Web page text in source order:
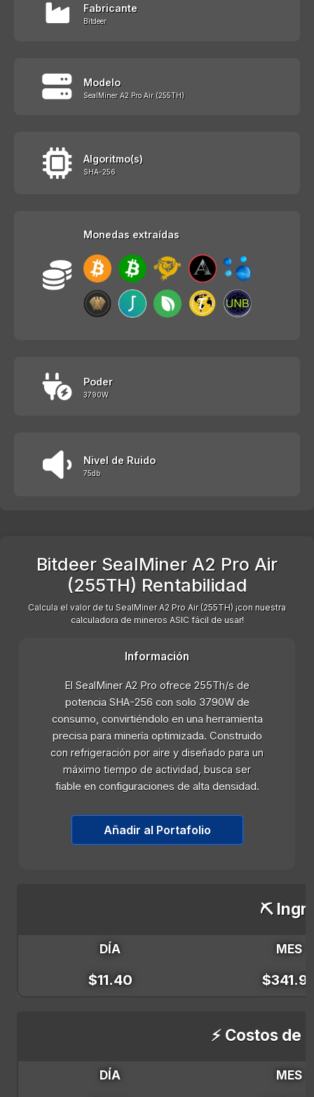
Fabricante
Bitdeer
Modelo
SealMiner A2 Pro Air (255TH)
Algoritmo(s)
SHA-256
Monedas extraídas
Poder
3790W
Nivel de Ruido
75db
Bitdeer SealMiner A2 Pro Air
(255TH) Rentabilidad
Calcula el valor de tu SealMiner A2 Pro Air (255TH) ¡con nuestra
calculadora de mineros ASIC fácil de usar!
Información
El SealMiner A2 Pro ofrece 255Th/s de
potencia SHA-256 con solo 3790W de
consumo, convirtiéndolo en una herramienta
precisa para minería optimizada. Construido
con refrigeración por aire y diseñado para un
máximo tiempo de actividad, busca ser
fiable en configuraciones de alta densidad.
Añadir al Portafolio
⛏️
DÍA MES
$11.40
⚡ Costos de
DÍA MES